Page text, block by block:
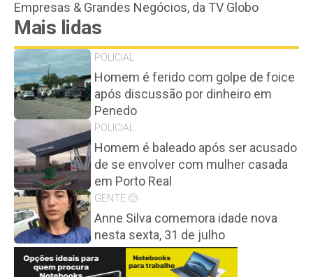
Empresas & Grandes Negócios, da TV Globo
Mais lidas
POLICIAL
Homem é ferido com golpe de foice
após discussão por dinheiro em
Penedo
POLICIAL
Homem é baleado após ser acusado
de se envolver com mulher casada
em Porto Real
GENTE 🙂
Anne Silva comemora idade nova
nesta sexta, 31 de julho